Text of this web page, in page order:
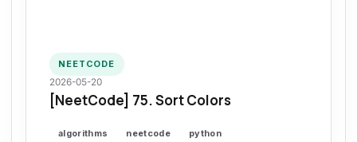
NEETCODE
2026-05-20
[NeetCode] 75. Sort Colors
algorithms neetcode python